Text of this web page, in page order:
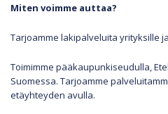
Miten voimme auttaa?
Tarjoamme lakipalveluita yrityksille
Toimimme pääkaupunkiseudulla,
Suomessa. Tarjoamme
etäyhteyden avulla.